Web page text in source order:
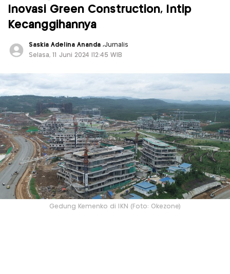
Inovasi Green Construction, Intip
Kecanggihannya
Saskia Adelina Ananda,Jurnalis
Selasa, 11 Juni 2024 |12:45 WIB
Gedung Kemenko di IKN (Foto: Okezone)